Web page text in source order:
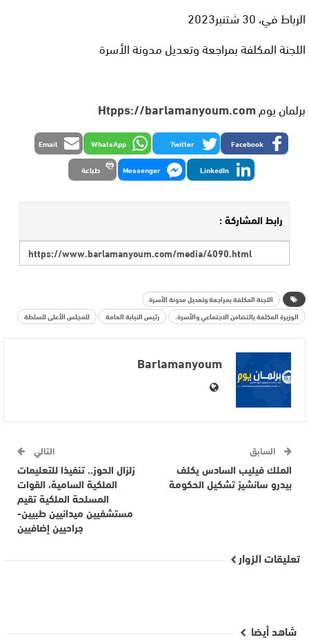
الرباط في، 30 شتنبر2023
اللجنة المكلفة بمراجعة وتعديل مدونة الأسرة
برلمان يومHtpps://barlamanyoum.com
Facebook
Twitter
WhatsApp
Email
LinkedIn
Messenger طباعة
رابط المشاركة :
اللجنة المكلفة بمراجعة وتعديل مدونة الأسرة
الوزيرة المكلفة بالتضامن الاجتماعي والأسرة.
رئيس النيابة العامة للمجلس الأعلى للسلطة
Barlamanyoum
السابق
الملك فيليب السادس يكلف
بيدرو سانشيز تشكيل الحكومة
التالي
زلزال الحوز.. تنفيذا للتعليمات
الملكية السامية، القوات
المسلحة الملكية تقيم
مستشفيين ميدانيين طبيين-
جراحيين إضافيين
تعليقات الزوار
شاهد أيضا